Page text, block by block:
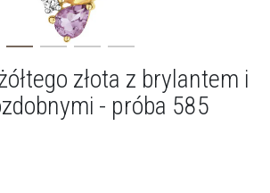
złota z brylantem i
- próba 585